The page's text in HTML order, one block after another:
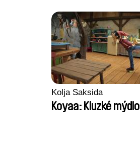
Kolja Saksida
Koyaa: Kluzké mýdlo